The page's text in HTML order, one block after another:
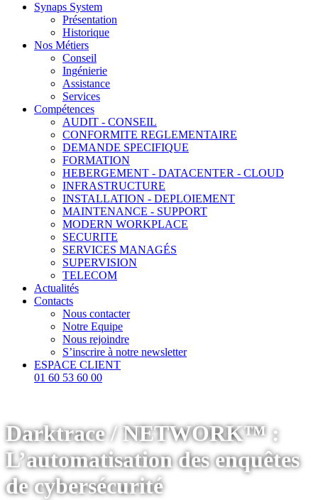
Synaps System
Présentation
Historique
Nos Métiers
Conseil
Ingénierie
Assistance
Services
Compétences
AUDIT - CONSEIL
CONFORMITE REGLEMENTAIRE
DEMANDE SPECIFIQUE
FORMATION
HEBERGEMENT - DATACENTER - CLOUD
INFRASTRUCTURE
INSTALLATION - DEPLOIEMENT
MAINTENANCE - SUPPORT
MODERN WORKPLACE
SECURITE
SERVICES MANAGÉS
SUPERVISION
TELECOM
Actualités
Contacts
Nous contacter
Notre Equipe
Nous rejoindre
S’inscrire à notre newsletter
ESPACE CLIENT
01 60 53 60 00
Darktrace / NETWORK™ :
L’automatisation des enquêtes
de cybersécurité